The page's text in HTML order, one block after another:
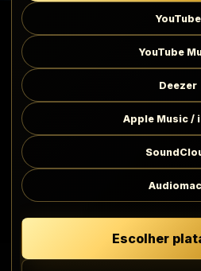
YouTube
YouTube
Deezer
Apple Music /
Escolher